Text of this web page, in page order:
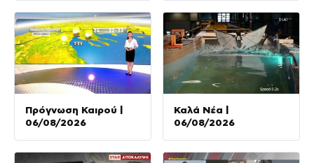
Πρόγνωση Καιρού |
06/08/2026
Καλά Νέα |
06/08/2026